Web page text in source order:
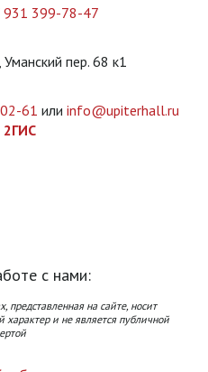
931 399-78-47
пер. 68 к1
61 или info@upiterhall.ru
2ГИС
с нами:
на сайте, носит
и не является публичной